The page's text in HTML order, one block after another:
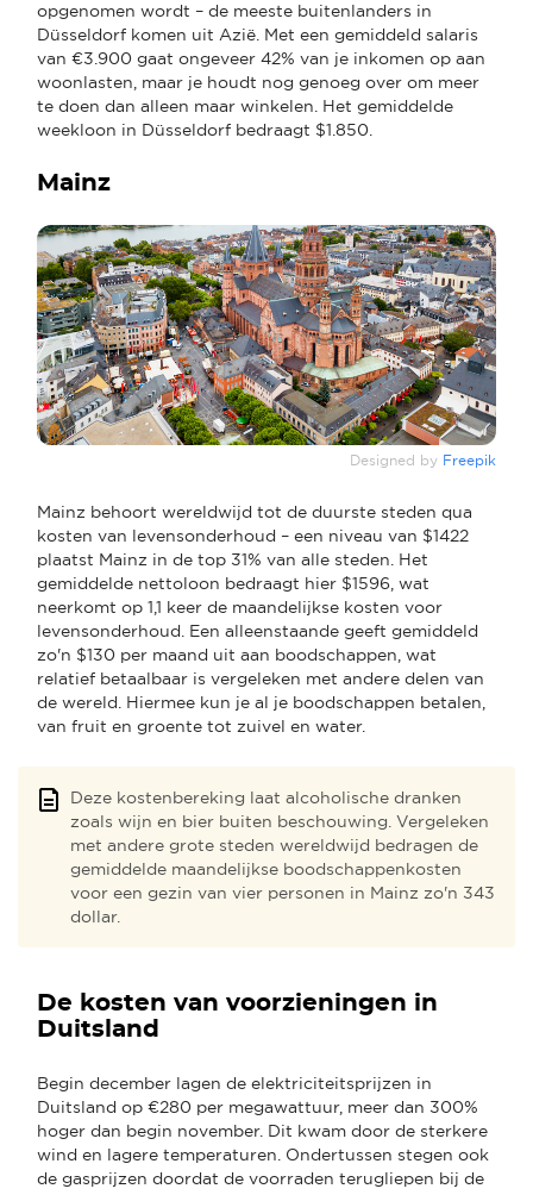
opgenomen wordt – de meeste buitenlanders in
Düsseldorf komen uit Azië. Met een gemiddeld salaris
van €3.900 gaat ongeveer 42% van je inkomen op aan
woonlasten, maar je houdt nog genoeg over om meer
te doen dan alleen maar winkelen. Het gemiddelde
weekloon in Düsseldorf bedraagt $1.850.
Mainz
Designed by Freepik
Mainz behoort wereldwijd tot de duurste steden qua
kosten van levensonderhoud – een niveau van $1422
plaatst Mainz in de top 31% van alle steden. Het
gemiddelde nettoloon bedraagt hier $1596, wat
neerkomt op 1,1 keer de maandelijkse kosten voor
levensonderhoud. Een alleenstaande geeft gemiddeld
zo'n $130 per maand uit aan boodschappen, wat
relatief betaalbaar is vergeleken met andere delen van
de wereld. Hiermee kun je al je boodschappen betalen,
van fruit en groente tot zuivel en water.
Deze kostenbereking laat alcoholische dranken
zoals wijn en bier buiten beschouwing. Vergeleken
met andere grote steden wereldwijd bedragen de
gemiddelde maandelijkse boodschappenkosten
voor een gezin van vier personen in Mainz zo'n 343
dollar.
De kosten van voorzieningen in
Duitsland
Begin december lagen de elektriciteitsprijzen in
Duitsland op €280 per megawattuur, meer dan 300%
hoger dan begin november. Dit kwam door de sterkere
wind en lagere temperaturen. Ondertussen stegen ook
de gasprijzen doordat de voorraden terugliepen bij de